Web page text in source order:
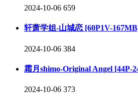
2024-10-06 659
轩萧学姐-山城恋 [60P1V-
2024-10-06 384
霜月shimo-Original Angel [44P-
2024-10-06 373